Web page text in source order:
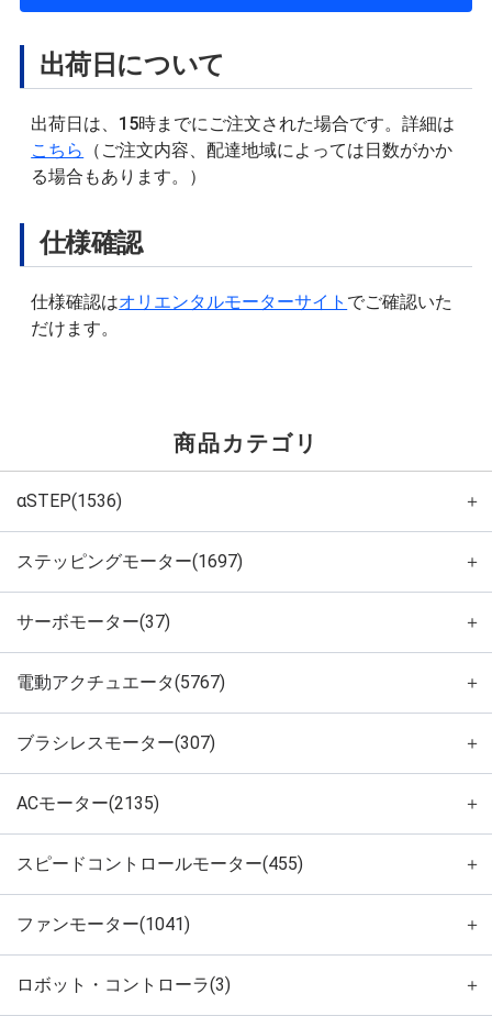
出荷日について
出荷日は、15時までにご注文された場合です。詳細は
こちら
（ご注文内容、配達地域によっては日数がかか
る場合もあります。）
仕様確認
仕様確認はオリエンタルモーターサイト でご確認いた
だけます。
商品カテゴリ
αSTEP(1536) ＋
ステッピングモーター(1697) ＋
サーボモーター(37) ＋
電動アクチュエータ(5767) ＋
ブラシレスモーター(307) ＋
ACモーター(2135) ＋
スピードコントロールモーター(455) ＋
ファンモーター(1041) ＋
ロボット・コントローラ(3) ＋